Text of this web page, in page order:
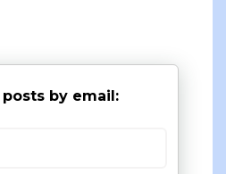
by email: